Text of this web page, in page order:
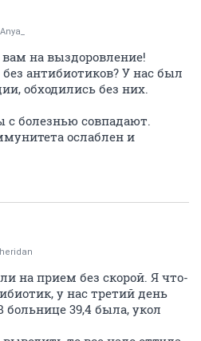
вам на выздоровление!
антибиотиков? У нас был
обходились без них.
с болезнью совпадают.
ослаблен и
на прием без скорой. Я что-
у нас третий день
больнице 39,4 была, укол